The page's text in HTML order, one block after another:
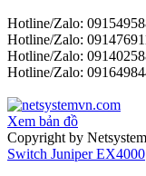
Hotline/Zalo:
Hotline/Zalo:
Hotline/Zalo:
Hotline/Zalo:
Xem bản đồ
Copyright by
Switch Juniper EX4000